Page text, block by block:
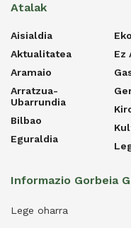
Atalak
Aisialdia
Aktualitatea
Aramaio
Arratzua-
Ubarrundia
Bilbao
Eguraldia
Ez
Informazio Gorbeia
Lege oharra